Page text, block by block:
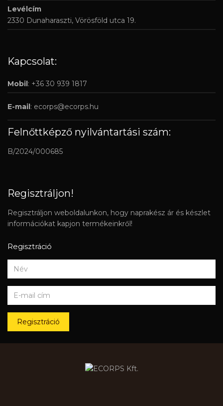
Levélcím
2330 Dunaharaszti, Vörösföld utca 19.
Kapcsolat:
Mobil: +36 30 939 1817
E-mail: ecorps@ecorps.hu
Felnőttképző nyilvántartási szám:
B/2024/000685
Regisztráljon!
Regisztráljon weboldalunkon, hogy naprakész ár és készlet
információkat kapjon termékeinkről!
Regisztráció
Regisztráció